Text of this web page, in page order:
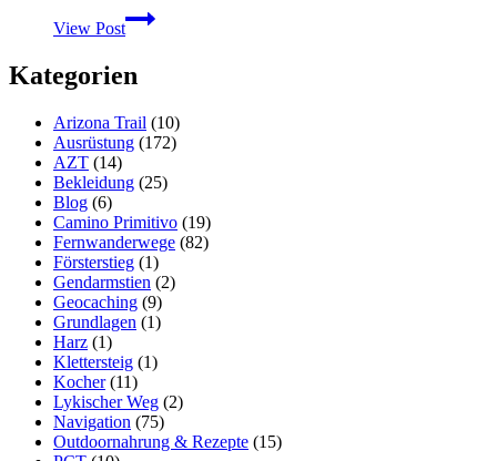
View Post
Interview
mit
Blümel
Kategorien
Arizona Trail (10)
Ausrüstung (172)
AZT (14)
Bekleidung (25)
Blog (6)
Camino Primitivo (19)
Fernwanderwege (82)
Försterstieg (1)
Gendarmstien (2)
Geocaching (9)
Grundlagen (1)
Harz (1)
Klettersteig (1)
Kocher(11)
Lykischer Weg (2)
Navigation (75)
Outdoornahrung & Rezepte (15)